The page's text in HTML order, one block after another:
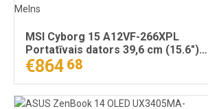
MSI Cyborg 15 A12VF-266XPL
Portatīvais dators 39,6 cm (15.6")
Full HD Intel® Core™ i5 i5-12450H
16 GB DDR5-SDRAM 512 GB SSD
NVIDIA GeForce RTX 4060 Wi-Fi 6
(802.11ax) Melns
€864 68